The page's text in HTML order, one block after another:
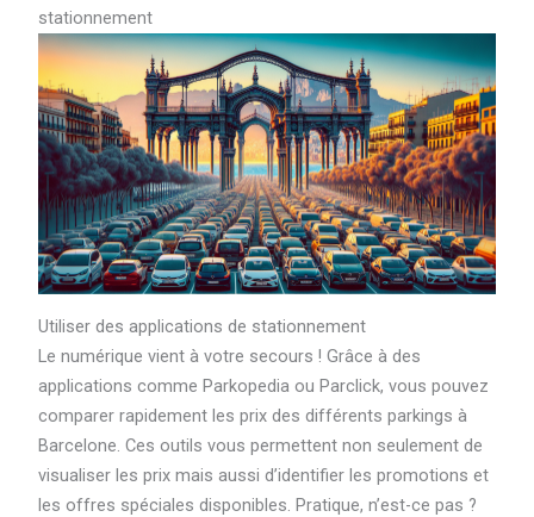
stationnement
Utiliser des applications de stationnement
Le numérique vient à votre secours ! Grâce à des
applications comme Parkopedia ou Parclick, vous pouvez
comparer rapidement les prix des différents parkings à
Barcelone. Ces outils vous permettent non seulement de
visualiser les prix mais aussi d’identifier les promotions et
les offres spéciales disponibles. Pratique, n’est-ce pas ?